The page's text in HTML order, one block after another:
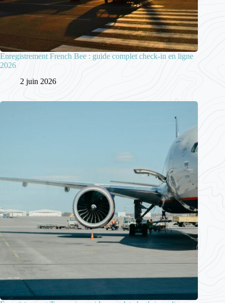
Enregistrement French Bee : guide complet check-in en ligne
2026
2 juin 2026